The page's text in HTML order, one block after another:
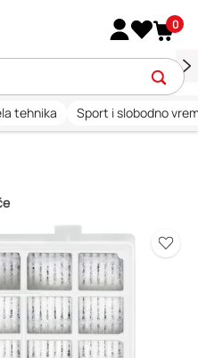
0
tehnika Sport i slobodno